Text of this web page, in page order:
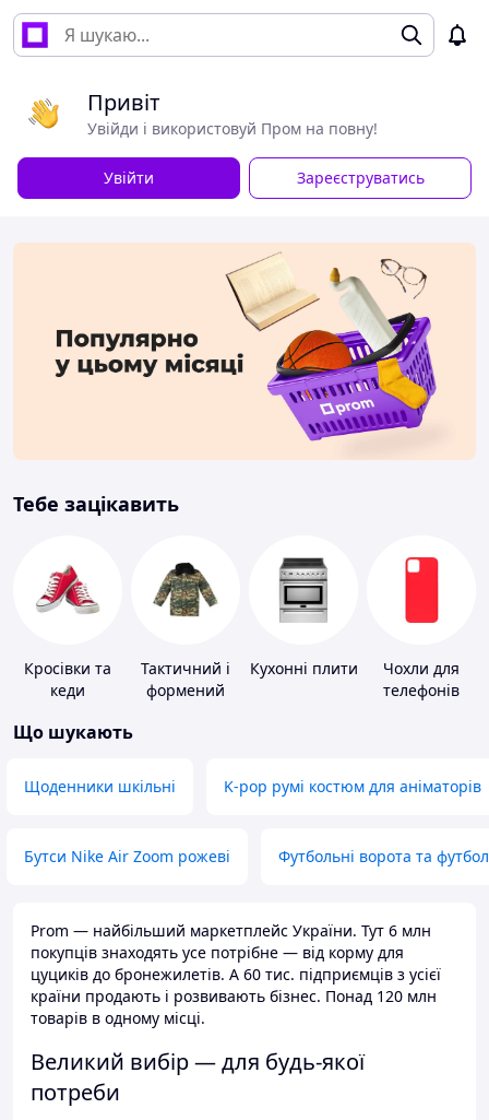
Привіт
Увійди і використовуй Пром на повну!
Увійти Зареєструватись
Тебе зацікавить
Кросівки та
кеди
Тактичний і
формений
Кухонні плити
Чохли для
телефонів
Що шукають
Щоденники шкільні K-pop румі костюм для аніматорів
Бутси Nike Air Zoom рожеві Футбольні ворота та
Prom — найбільший маркетплейс України. Тут 6 млн
покупців знаходять усе потрібне — від корму для
цуциків до бронежилетів. А 60 тис. підприємців з усієї
країни продають і розвивають бізнес. Понад 120 млн
товарів в одному місці.
Великий вибір — для будь-якої
потреби